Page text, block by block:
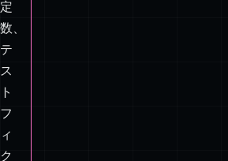
デ
ュ
ー
サ
ー、
定
数、
テ